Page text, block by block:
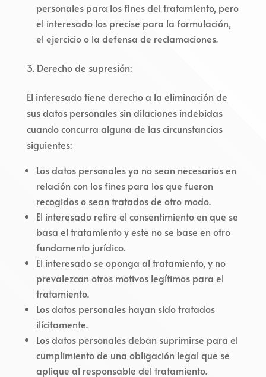
personales para los fines del tratamiento, pero
el interesado los precise para la formulación,
el ejercicio o la defensa de reclamaciones.
Derecho de supresión:
El interesado tiene derecho a la eliminación de
sus datos personales sin dilaciones indebidas
cuando concurra alguna de las circunstancias
siguientes:
Los datos personales ya no sean necesarios en
relación con los fines para los que fueron
recogidos o sean tratados de otro modo.
El interesado retire el consentimiento en que se
basa el tratamiento y este no se base en otro
fundamento jurídico.
El interesado se oponga al tratamiento, y no
prevalezcan otros motivos legítimos para el
tratamiento.
Los datos personales hayan sido tratados
ilícitamente.
Los datos personales deban suprimirse para el
cumplimiento de una obligación legal que se
aplique al responsable del tratamiento.